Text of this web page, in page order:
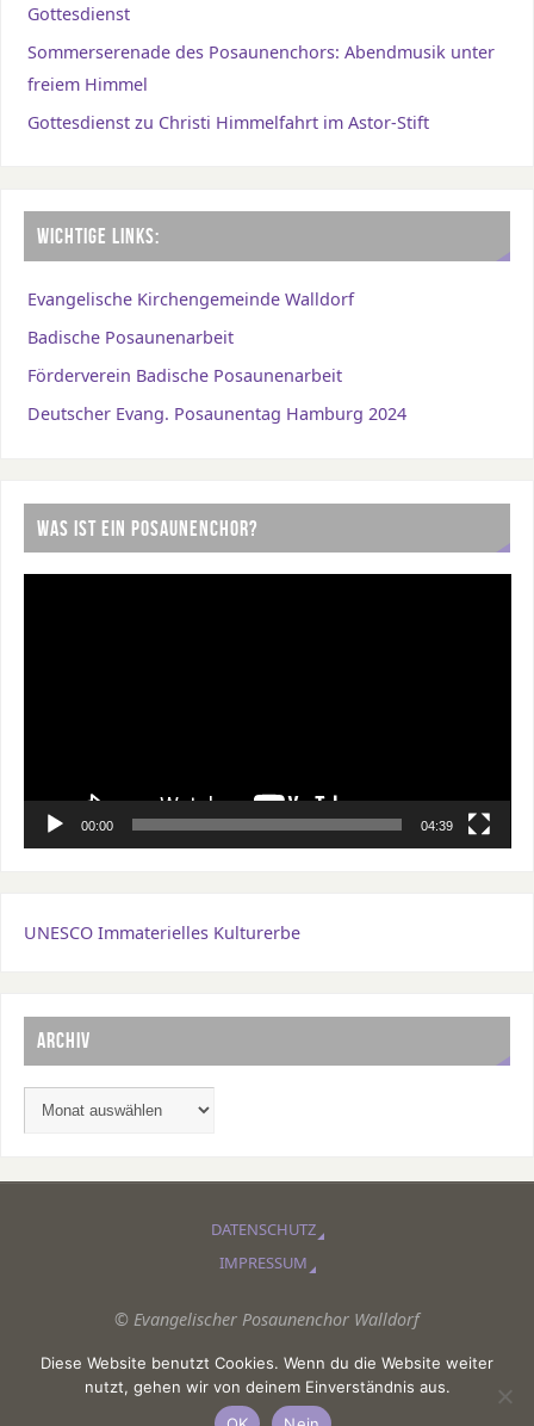
Gottesdienst
Sommerserenade des Posaunenchors: Abendmusik unter
freiem Himmel
Gottesdienst zu Christi Himmelfahrt im Astor-Stift
WICHTIGE LINKS:
Evangelische Kirchengemeinde Walldorf
Badische Posaunenarbeit
Förderverein Badische Posaunenarbeit
Deutscher Evang. Posaunentag Hamburg 2024
WAS IST EIN POSAUNENCHOR?
00:00 04:39
UNESCO Immaterielles Kulturerbe
ARCHIV
DATENSCHUTZ
IMPRESSUM
© Evangelischer Posaunenchor Walldorf
PRÄSENTIERT VONPARABOLA&WORDPRESS.
Diese Website benutzt Cookies. Wenn du die Website weiter
nutzt, gehen wir von deinem Einverständnis aus.